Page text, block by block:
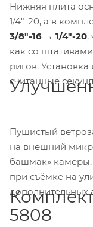
Нижняя плита
1/4"-20, а в
3/8"-16 → 1/4"-20,
как со
ригов.
считанные
Пушистый
на внешний
башмак»
при съёмке на
дополнительных
5808